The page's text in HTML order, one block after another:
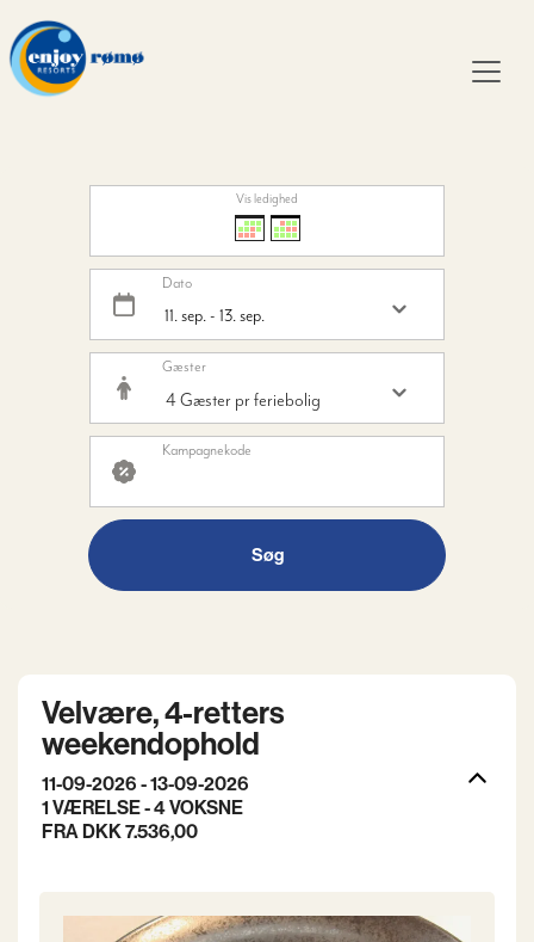
Vis ledighed
Dato
Gæster
Kampagnekode
Søg
Velvære, 4-retters
weekendophold
11-09-2026 - 13-09-2026
1 VÆRELSE -4VOKSNE
FRA DKK 7.536,00